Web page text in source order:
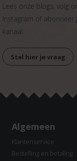
Lees onze blogs, volg
Instagram of abonneer
kanaal.
Stel hier je vraag
Algemeen
Klantenservice
Bestelling en betaling